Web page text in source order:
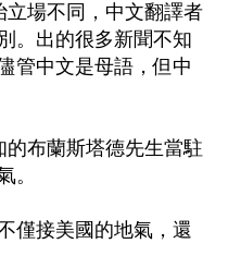
場不同，中文翻譯者
。出的很多新聞不知
管中文是母語，但中
布蘭斯塔德先生當駐
。
僅接美國的地氣，還